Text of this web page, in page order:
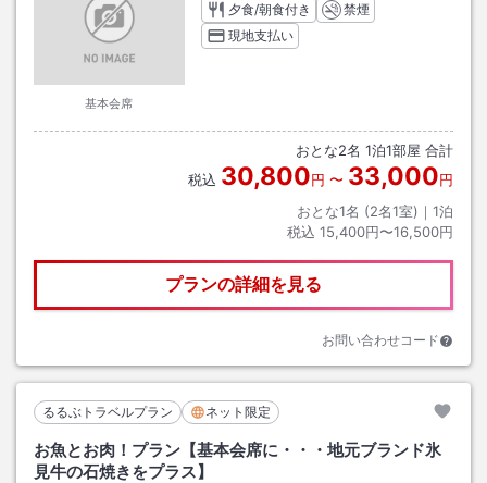
基本会席
夕食/朝食付き
禁煙
現地支払い
おとな2名 1泊1部屋 合計
税込 30,800円 〜 33,000円
おとな1名 (2名1室)｜ 1泊
税込 15,400円〜16,500円
プランの詳細を見る
お問い合わせコード
るるぶトラベルプラン ネット限定
お魚とお肉！プラン【基本会席に・・・地元ブランド氷
見牛の石焼きをプラス】